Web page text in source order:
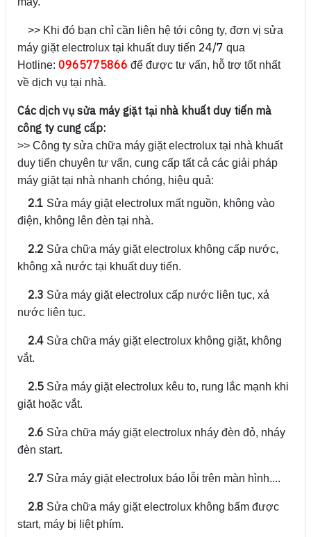
>> Khi đó bạn chỉ cần liên hệ tới công ty, đơn vị sửa
máy giặt electrolux tại khuất duy tiến 24/7 qua
Hotline: 0965775866 để được tư vấn, hỗ trợ tốt nhất
về dịch vụ tại nhà.
Các dịch vụ sửa máy giặt tại nhà khuất duy tiến mà
công ty cung cấp:
>> Công ty sửa chữa máy giặt electrolux tại nhà khuất
duy tiến chuyên tư vấn, cung cấp tất cả các giải pháp
máy giặt tại nhà nhanh chóng, hiệu quả:
2.1 Sửa máy giặt electrolux mất nguồn, không vào
điện, không lên đèn tại nhà.
2.2 Sửa chữa máy giặt electrolux không cấp nước,
không xả nước tại khuất duy tiến.
2.3 Sửa máy giặt electrolux cấp nước liên tục, xả
nước liên tục.
2.4 Sửa chữa máy giặt electrolux không giặt, không
vắt.
2.5 Sửa máy giặt electrolux kêu to, rung lắc mạnh khi
giặt hoặc vắt.
2.6 Sửa chữa máy giặt electrolux nháy đèn đỏ, nháy
đèn start.
2.7 Sửa máy giặt electrolux báo lỗi trên màn hình....
2.8 Sửa chữa máy giặt electrolux không bấm được
start, máy bị liệt phím.